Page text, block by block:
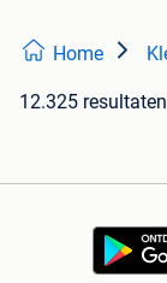
Home
12.325 resultaten